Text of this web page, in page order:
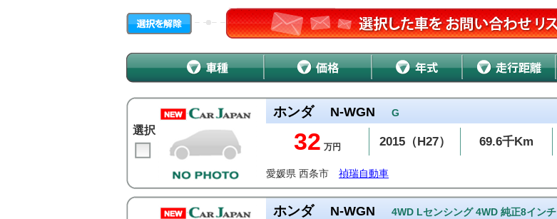
選択
ホンダ N-WGN G
32 万円 2015（H27） 69.6千Km
愛媛県 西条市 禎瑞自動車
ホンダ N-WGN 4WD Lセンシング 4WD 純正8インチ